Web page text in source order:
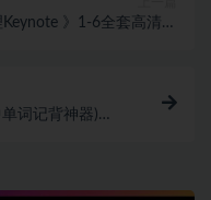
》1-6全套高清版
词记背神器)